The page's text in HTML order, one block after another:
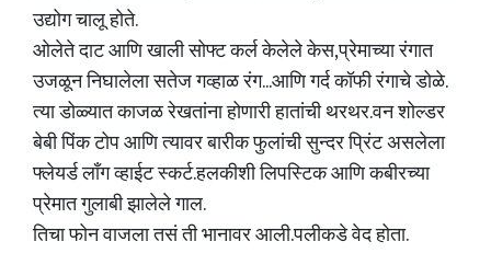
उद्योग चालू होते.
ओलेते दाट आणि खाली सोफ्ट कर्ल केलेले केस,प्रेमाच्या रंगात
उजळून निघालेला सतेज गव्हाळ रंग...आणि गर्द कॉफी रंगाचे डोळे.
त्या डोळ्यात काजळ रेखतांना होणारी हातांची थरथर.वन शोल्डर
बेबी पिंक टोप आणि त्यावर बारीक फुलांची सुन्दर प्रिंट असलेला
फ्लेयर्ड लॉंग व्हाईट स्कर्ट.हलकीशी लिपस्टिक आणि कबीरच्या
प्रेमात गुलाबी झालेले गाल.
तिचा फोन वाजला तसं ती भानावर आली.पलीकडे वेद होता.